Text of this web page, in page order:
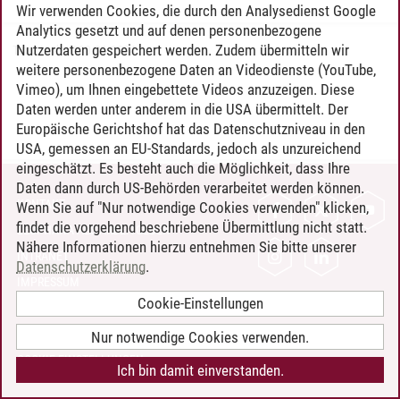
Timo Leder/30.06.2024
KONTAKT
LEUPHANA ALS ARBEITGEBER
INTRANET
BARRIEREFREIHEIT
COOKIE-EINSTELLUNGEN
Wir verwenden Cookies, die durch den Analysedienst Google
Analytics gesetzt und auf denen personenbezogene
Nutzerdaten gespeichert werden. Zudem übermitteln wir
weitere personenbezogene Daten an Videodienste (YouTube,
Vimeo), um Ihnen eingebettete Videos anzuzeigen. Diese
Daten werden unter anderem in die USA übermittelt. Der
Europäische Gerichtshof hat das Datenschutzniveau in den
USA, gemessen an EU-Standards, jedoch als unzureichend
eingeschätzt. Es besteht auch die Möglichkeit, dass Ihre
Daten dann durch US-Behörden verarbeitet werden können.
Wenn Sie auf "Nur notwendige Cookies verwenden" klicken,
findet die vorgehend beschriebene Übermittlung nicht statt.
Nähere Informationen hierzu entnehmen Sie bitte unserer
Datenschutzerklärung.
Cookie-Einstellungen
Nur notwendige Cookies verwenden.
Ich bin damit einverstanden.